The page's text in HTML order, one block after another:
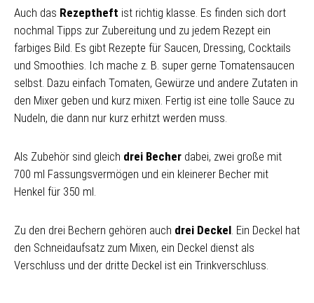
Auch das Rezeptheft ist richtig klasse. Es finden sich dort
nochmal Tipps zur Zubereitung und zu jedem Rezept ein
farbiges Bild. Es gibt Rezepte für Saucen, Dressing, Cocktails
und Smoothies. Ich mache z. B. super gerne Tomatensaucen
selbst. Dazu einfach Tomaten, Gewürze und andere Zutaten in
den Mixer geben und kurz mixen. Fertig ist eine tolle Sauce zu
Nudeln, die dann nur kurz erhitzt werden muss.
Als Zubehör sind gleich drei Becher dabei, zwei große mit
700 ml Fassungsvermögen und ein kleinerer Becher mit
Henkel für 350 ml.
Zu den drei Bechern gehören auch drei Deckel. Ein Deckel hat
den Schneidaufsatz zum Mixen, ein Deckel dienst als
Verschluss und der dritte Deckel ist ein Trinkverschluss.